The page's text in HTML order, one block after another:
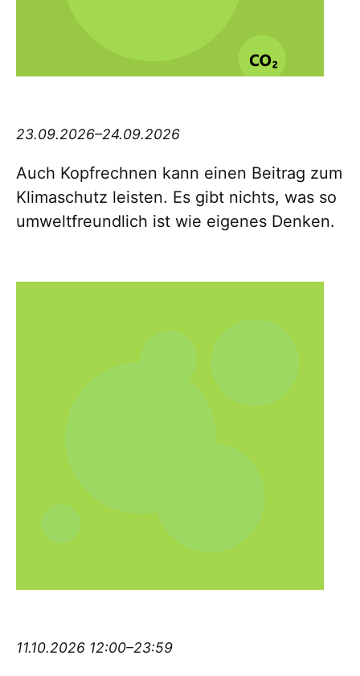
23.09.2026–24.09.2026
Auch Kopfrechnen kann einen Beitrag zum
Klimaschutz leisten. Es gibt nichts, was so
umweltfreundlich ist wie eigenes Denken.
11.10.2026 12:00–23:59